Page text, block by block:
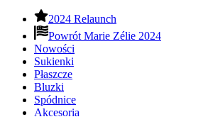
2024 Relaunch
Powrót Marie Zélie 2024
Nowości
Sukienki
Płaszcze
Bluzki
Spódnice
Akcesoria